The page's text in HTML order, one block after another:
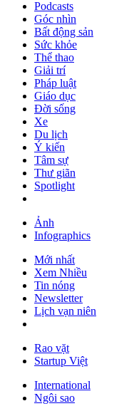
Podcasts
Góc nhìn
Bất động sản
Sức khỏe
Thể thao
Giải trí
Pháp luật
Giáo dục
Đời sống
Xe
Du lịch
Ý kiến
Tâm sự
Thư giãn
Spotlight
Ảnh
Infographics
Mới nhất
Xem Nhiều
Tin nóng
Newsletter
Lịch vạn niên
Rao vặt
Startup Việt
International
Ngôi sao